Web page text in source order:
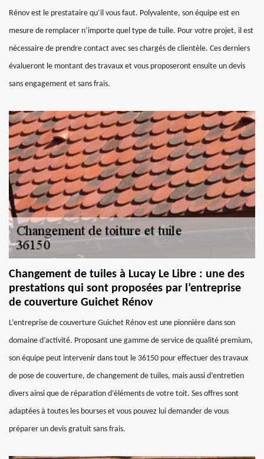
Rénov est le prestataire qu’il vous faut. Polyvalente, son équipe est en
mesure de remplacer n’importe quel type de tuile. Pour votre projet, il est
nécessaire de prendre contact avec ses chargés de clientèle. Ces derniers
évalueront le montant des travaux et vous proposeront ensuite un devis
sans engagement et sans frais.
Changement de tuiles à Lucay Le Libre : une des
prestations qui sont proposées par l’entreprise
de couverture Guichet Rénov
L’entreprise de couverture Guichet Rénov est une pionnière dans son
domaine d’activité. Proposant une gamme de service de qualité premium,
son équipe peut intervenir dans tout le 36150 pour effectuer des travaux
de pose de couverture, de changement de tuiles, mais aussi d’entretien
divers ainsi que de réparation d’éléments de votre toit. Ses offres sont
adaptées à toutes les bourses et vous pouvez lui demander de vous
préparer un devis gratuit sans frais.